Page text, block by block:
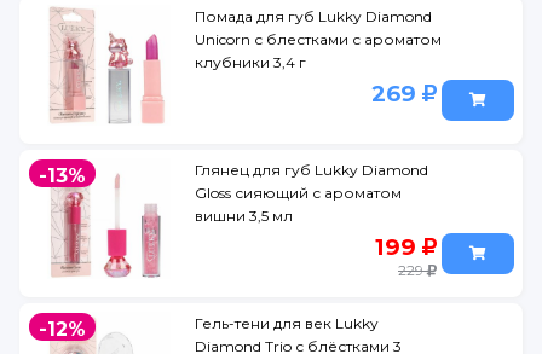
Помада для губ Lukky Diamond
Unicorn с блестками с ароматом
клубники 3,4 г
269
-13%
Глянец для губ Lukky Diamond
Gloss сияющий с ароматом
вишни 3,5 мл
199
229
-12%
Гель-тени для век Lukky
Diamond Trio с блёстками 3